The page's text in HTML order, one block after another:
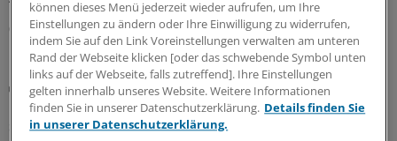
06.08.2026
Beitragssatzstabilisierungsgesetz
GKV-Spargesetz tritt in Kraft: Welche Neuerungen
sofort greifen
können dieses Menü jederzeit wieder aufrufen, um Ihre
Einstellungen zu ändern oder Ihre Einwilligung zu widerrufen,
indem Sie auf den Link Voreinstellungen verwalten am unteren
Rand der Webseite klicken [oder das schwebende Symbol unten
links auf der Webseite, falls zutreffend]. Ihre Einstellungen
gelten innerhalb unseres Website. Weitere Informationen
finden Sie in unserer Datenschutzerklärung. Details finden Sie
in unserer Datenschutzerklärung.